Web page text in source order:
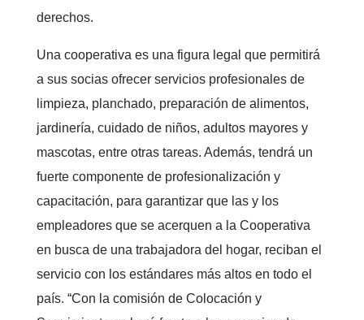
derechos.
Una cooperativa es una figura legal que permitirá
a sus socias ofrecer servicios profesionales de
limpieza, planchado, preparación de alimentos,
jardinería, cuidado de niños, adultos mayores y
mascotas, entre otras tareas. Además, tendrá un
fuerte componente de profesionalización y
capacitación, para garantizar que las y los
empleadores que se acerquen a la Cooperativa
en busca de una trabajadora del hogar, reciban el
servicio con los estándares más altos en todo el
país. “Con la comisión de Colocación y